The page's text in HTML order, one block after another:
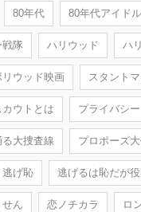
80年代 80年代アイドル
戦隊 ハリウッド ハ
リウッド映画 スタント
カウトとは プライバシー
る大捜査線 プロポーズ
逃げ恥 逃げるは恥だが
せん 恋ノチカラ ロ